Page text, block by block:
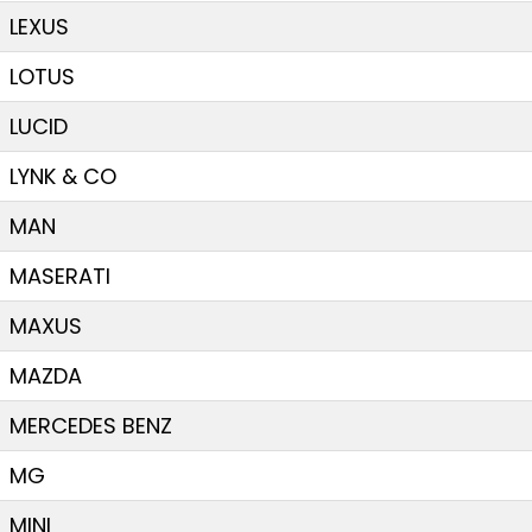
LEXUS
LOTUS
LUCID
LYNK & CO
MAN
MASERATI
MAXUS
MAZDA
MERCEDES BENZ
MG
MINI